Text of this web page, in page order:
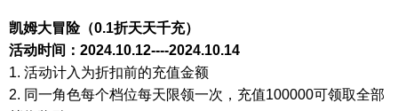
凯姆大冒险（0.1折天天千充）
活动时间： 2024.10.12----2024.10.14
1. 活动计入为折扣前的充值金额
2. 同一角色每个档位每天限领一次 ，充值100000可领取全部